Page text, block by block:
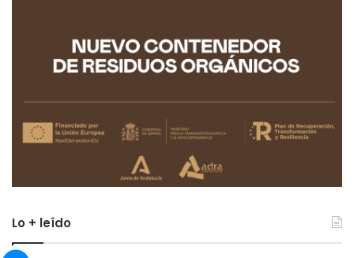
Lo + leído